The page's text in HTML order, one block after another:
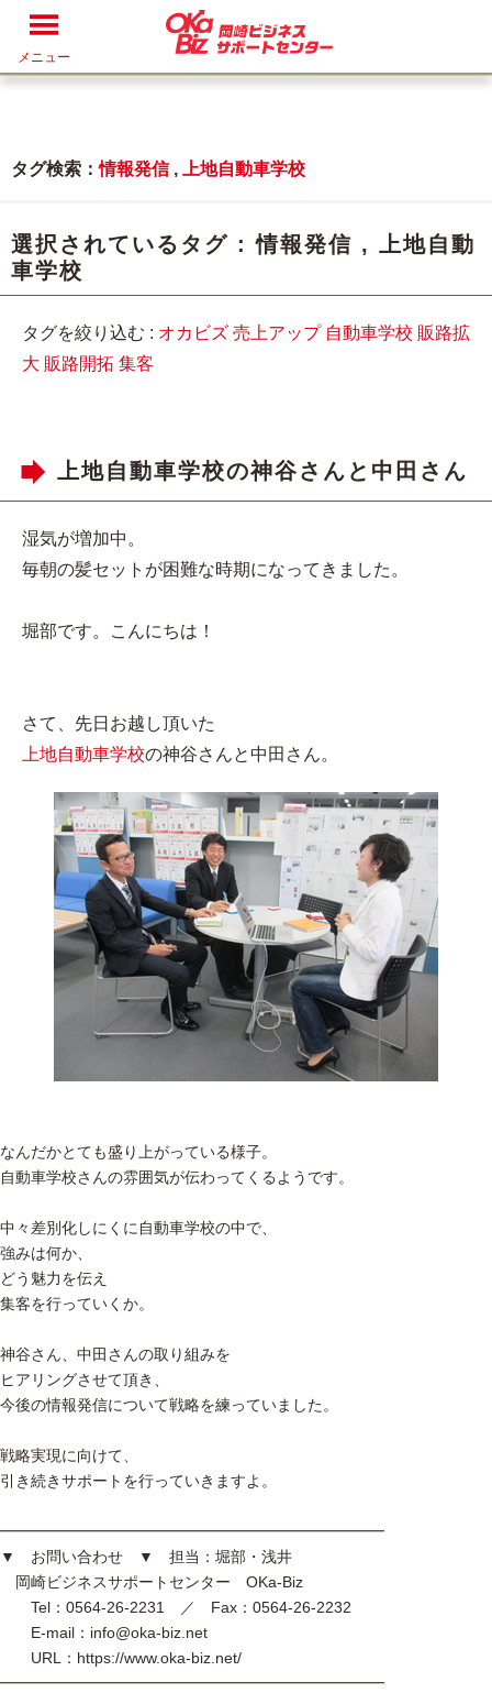
メニュー
タグ検索：情報発信, 上地自動車学校
選択されているタグ :情報発信 , 上地自動
車学校
タグを絞り込む : オカビズ 売上アップ 自動車学校 販路拡
大 販路開拓 集客
上地自動車学校の神谷さんと中田さん
湿気が増加中。
毎朝の髪セットが困難な時期になってきました。
堀部です。こんにちは！
さて、先日お越し頂いた
上地自動車学校の神谷さんと中田さん。
なんだかとても盛り上がっている様子。
自動車学校さんの雰囲気が伝わってくるようです。
中々差別化しにくに自動車学校の中で、
強みは何か、
どう魅力を伝え
集客を行っていくか。
神谷さん、中田さんの取り組みを
ヒアリングさせて頂き、
今後の情報発信について戦略を練っていました。
戦略実現に向けて、
引き続きサポートを行っていきますよ。
━━━━━━━━━━━━━━━━━━━━━━━━━
▼ お問い合わせ ▼ 担当：堀部・浅井
岡崎ビジネスサポートセンター OKa-Biz
Tel：0564-26-2231 ／ Fax：0564-26-2232
E-mail：info@oka-biz.net
URL：https://www.oka-biz.net/
━━━━━━━━━━━━━━━━━━━━━━━━━